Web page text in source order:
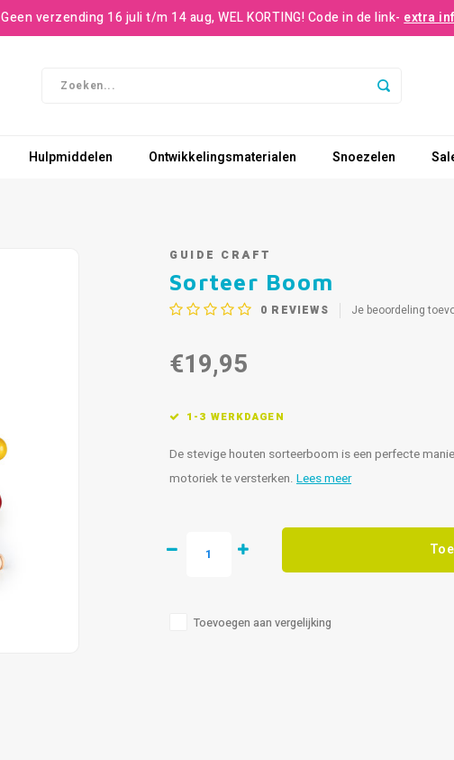
Geen verzending 16 juli t/m 14 aug, WEL KORTING! Code in de link- extra
Hulpmiddelen Ontwikkelingsmaterialen Snoezelen
GUIDE CRAFT
Sorteer Boom
0 REVIEWS Je beoordeling
€19,95
1-3 WERKDAGEN
De stevige houten sorteerboom is een perfecte
motoriek te versterken. Lees meer
Toevoegen aan vergelijking